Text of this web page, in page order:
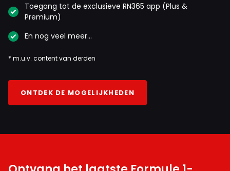
Toegang tot de exclusieve RN365 app (Plus &
Premium)
En nog veel meer…
* m.u.v. content van derden
ONTDEK DE MOGELIJKHEDEN